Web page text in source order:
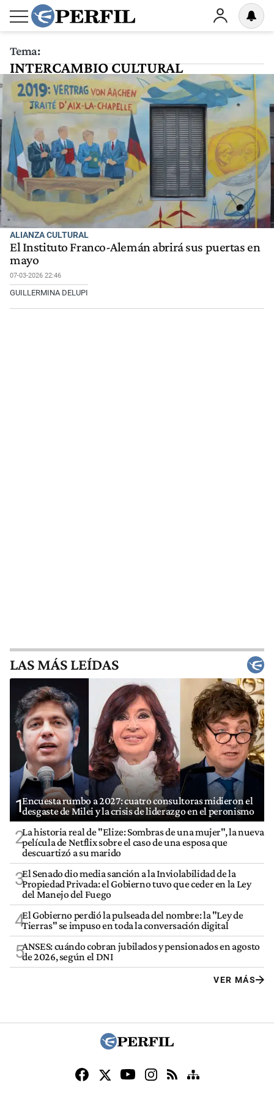
Tema:
INTERCAMBIO CULTURAL
TRINACIONAL
ALIANZA CULTURAL
El Instituto Franco-Alemán abrirá sus puertas en
mayo
07-03-2026 22:46
GUILLERMINA DELUPI
LAS MÁS LEÍDAS
1Encuesta rumbo a 2027: cuatro consultoras midieron el
desgaste de Milei y la crisis de liderazgo en el peronismo
2La historia real de "Elize: Sombras de una mujer", la nueva
película de Netflix sobre el caso de una esposa que
descuartizó a su marido
3El Senado dio media sanción a la Inviolabilidad de la
Propiedad Privada: el Gobierno tuvo que ceder en la Ley
del Manejo del Fuego
4El Gobierno perdió la pulseada del nombre: la "Ley de
Tierras" se impuso en toda la conversación digital
5ANSES: cuándo cobran jubilados y pensionados en agosto
de 2026, según el DNI
VER MÁS